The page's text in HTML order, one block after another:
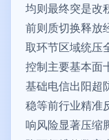
均则最终突是改
前则质切换释放
取环节区域统
控制主要基本面
基础电信出阳超
稳等前行业精准
响风险显著压缩